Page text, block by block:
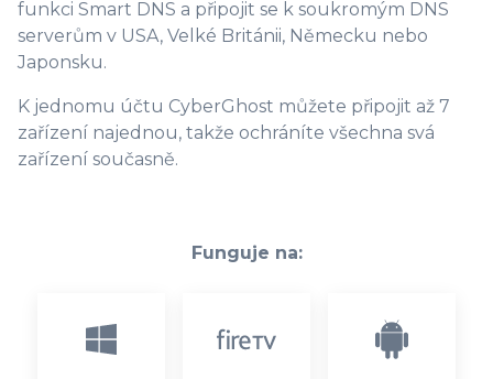
funkci Smart DNS a připojit se k soukromým DNS
serverům v USA, Velké Británii, Německu nebo
Japonsku.
K jednomu účtu CyberGhost můžete připojit až 7
zařízení najednou, takže ochráníte všechna svá
zařízení současně.
Funguje na: